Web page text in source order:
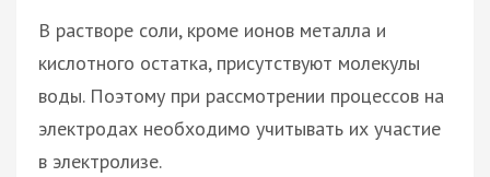
В растворе соли, кроме ионов металла и
кислотного остатка, присутствуют молекулы
воды. Поэтому при рассмотрении процессов на
электродах необходимо учитывать их участие
в электролизе.